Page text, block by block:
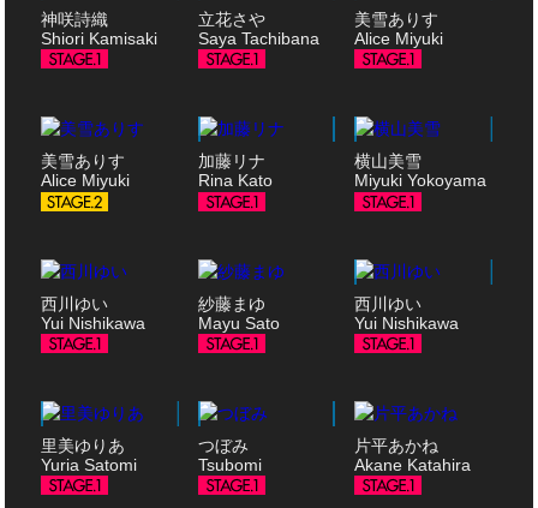
神咲詩織
Shiori Kamisaki
立花さや
Saya Tachibana
美雪ありす
Alice Miyuki
美雪ありす
Alice Miyuki
加藤リナ
Rina Kato
横山美雪
Miyuki Yokoyama
西川ゆい
Yui Nishikawa
紗藤まゆ
Mayu Sato
西川ゆい
Yui Nishikawa
里美ゆりあ
Yuria Satomi
つぼみ
Tsubomi
片平あかね
Akane Katahira